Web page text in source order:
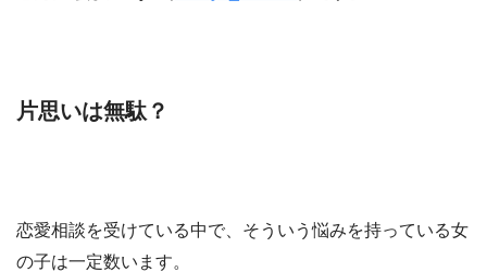
片思いは無駄？
恋愛相談を受けている中で、そういう悩みを持っている女
の子は一定数います。